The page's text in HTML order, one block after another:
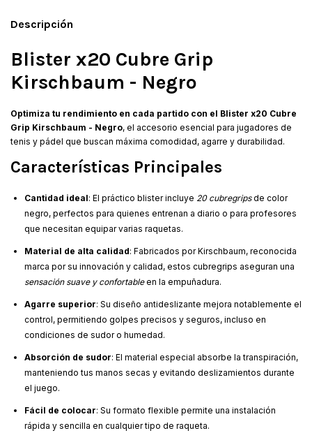
Descripción
Blister x20 Cubre Grip
Kirschbaum - Negro
Optimiza tu rendimiento en cada partido con el Blister x20 Cubre
Grip Kirschbaum - Negro, el accesorio esencial para jugadores de
tenis y pádel que buscan máxima comodidad, agarre y durabilidad.
Características Principales
Cantidad ideal: El práctico blister incluye 20 cubregripsde color
negro, perfectos para quienes entrenan a diario o para profesores
que necesitan equipar varias raquetas.
Material de alta calidad: Fabricados por Kirschbaum, reconocida
marca por su innovación y calidad, estos cubregrips aseguran una
sensación suave y confortableen la empuñadura.
Agarre superior: Su diseño antideslizante mejora notablemente el
control, permitiendo golpes precisos y seguros, incluso en
condiciones de sudor o humedad.
Absorción de sudor: El material especial absorbe la transpiración,
manteniendo tus manos secas y evitando deslizamientos durante
el juego.
Fácil de colocar: Su formato flexible permite una instalación
rápida y sencilla en cualquier tipo de raqueta.